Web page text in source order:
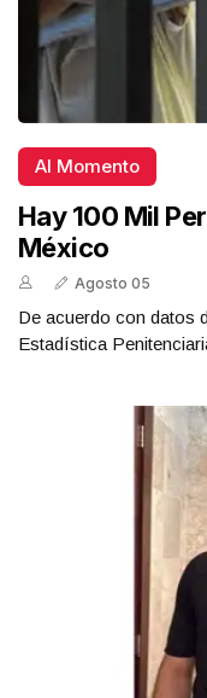
Al Momento
Hay 100 Mil
México
Agosto 05
De acuerdo con datos
Estadística